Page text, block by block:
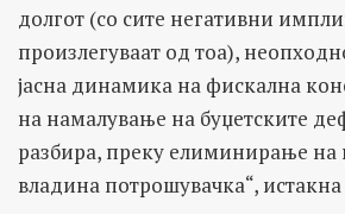
долгот (со сите негативни
произлегуваат од тоа),
јасна динамика на фискална
на намалување на буџетските
разбира, преку елиминирање на
владина потрошувачка“,